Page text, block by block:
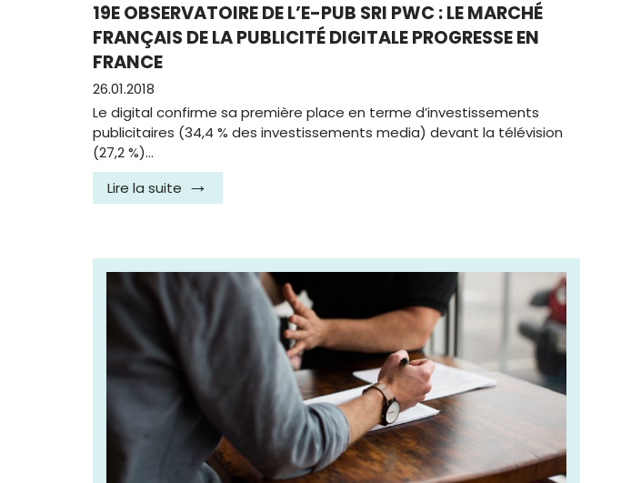
19E OBSERVATOIRE DE L’E-PUB SRI PWC : LE MARCHÉ
FRANÇAIS DE LA PUBLICITÉ DIGITALE PROGRESSE EN
FRANCE
26.01.2018
Le digital confirme sa première place en terme d’investissements
publicitaires (34,4 % des investissements media) devant la télévision
(27,2 %)…
Lire la suite